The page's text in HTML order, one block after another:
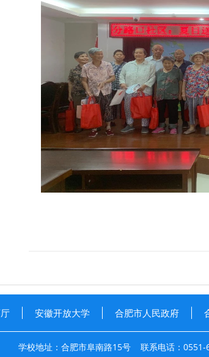
安徽开放大学 合肥市人民政府
学校地址：合肥市阜南路15号 联系电话：